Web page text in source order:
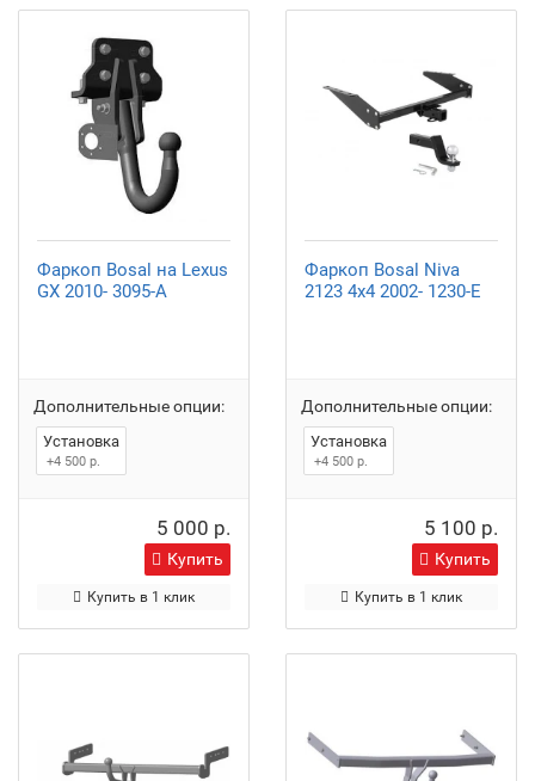
Фаркоп Bosal на Lexus
GX 2010- 3095-A
Дополнительные опции:
Установка
+4 500 р.
5 000 р.
Купить
Купить в 1 клик
Фаркоп Bosal Niva
2123 4x4 2002- 1230-E
Дополнительные опции:
Установка
+4 500 р.
5 100 р.
Купить
Купить в 1 клик